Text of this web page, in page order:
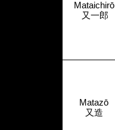
Mataichirō
又一郎
Matazō
又造